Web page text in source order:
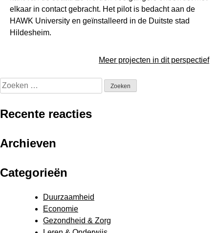
elkaar in contact gebracht. Het pilot is bedacht aan de
HAWK University en geïnstalleerd in de Duitste stad
Hildesheim.
Meer projecten in dit perspectief
Zoeken
naar:
Recente reacties
Archieven
Categorieën
Duurzaamheid
Economie
Gezondheid & Zorg